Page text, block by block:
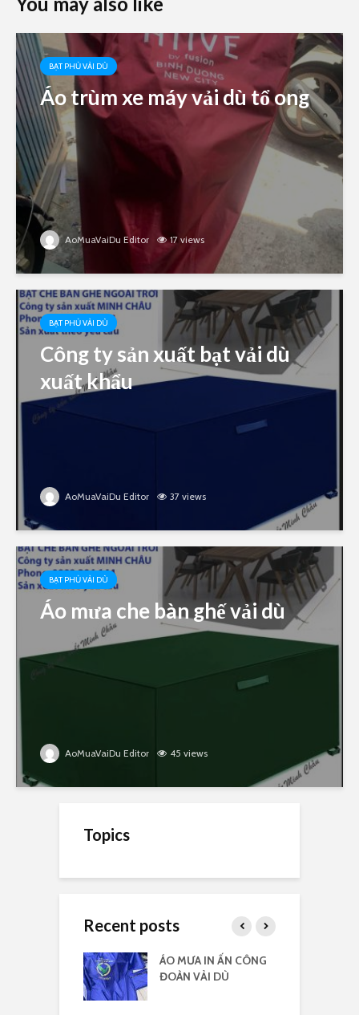
BẠT PHỦ VẢI DÙ
Áo trùm xe máy vải dù tổ ong
AoMuaVaiDu Editor 17 views
BẠT PHỦ VẢI DÙ
Công ty sản xuất bạt vải dù
xuất khẩu
AoMuaVaiDu Editor 37 views
BẠT PHỦ VẢI DÙ
Áo mưa che bàn ghế vải dù
AoMuaVaiDu Editor 45 views
Topics
Recent posts
ÁO MƯA IN ẤN CÔNG
ĐOÀN VẢI DÙ